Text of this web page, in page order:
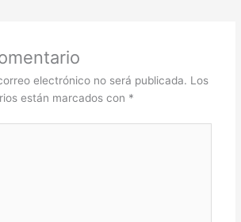
electrónico no será publicada. Los
están marcados con *